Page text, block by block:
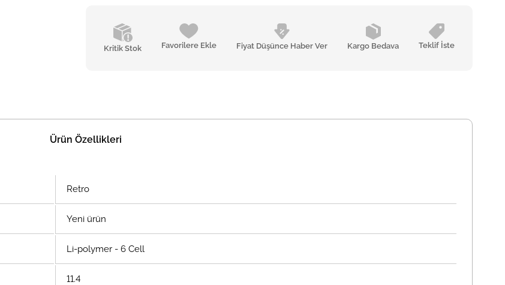
Kritik Stok Favorilere Ekle Fiyat Düşünce Haber Ver Kargo Bedava Teklif İste
Ürün Özellikleri
Retro
Yeni ürün
Li-polymer - 6 Cell
11.4